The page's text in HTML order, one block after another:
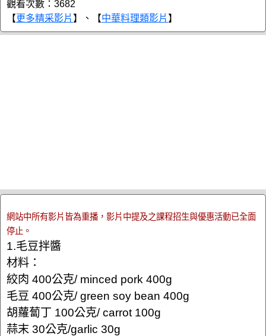
觀看次數：3682
【更多精采影片 】、【中華料理類影片 】
網站中所有影片皆為重播，影片中提及之課程招生與優惠活動已全面
停止。
1.毛豆拌醬
材料：
絞肉 400公克/ minced pork 400g
毛豆 400公克/ green soy bean 400g
胡蘿蔔丁 100公克/ carrot 100g
蒜末 30公克/garlic 30g